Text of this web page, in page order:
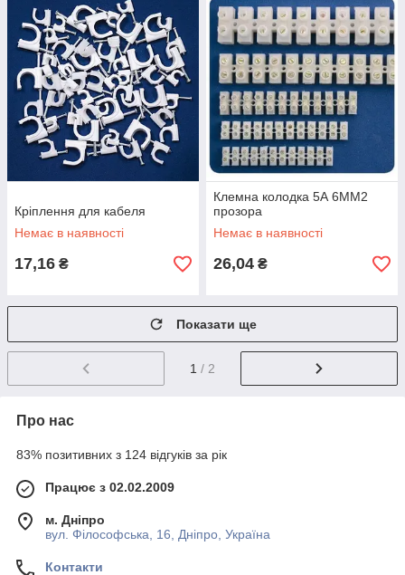
Кріплення для кабеля
Немає в наявності
17,16 ₴
Клемна колодка 5А 6MM2
прозора
Немає в наявності
26,04 ₴
Показати ще
1 / 2
Про нас
83% позитивних з 124 відгуків за рік
Працює з 02.02.2009
м. Дніпро
вул. Філософська, 16, Дніпро, Україна
Контакти